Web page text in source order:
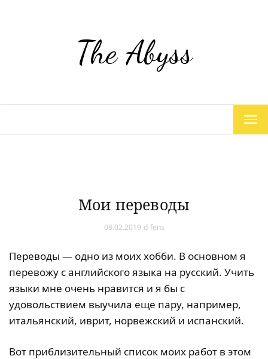
The Abyss
Мои переводы
08.02.2019 d-fens
Переводы — одно из моих хобби. В основном я
перевожу с английского языка на русский. Учить
языки мне очень нравится и я бы с
удовольствием выучила еще пару, например,
итальянский, иврит, норвежский и испанский.
Вот приблизительный список моих работ в этом